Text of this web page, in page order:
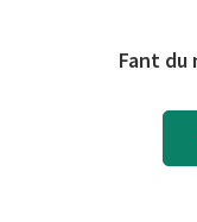
Fant du